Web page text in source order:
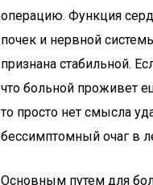
операцию. Функция
почек и нервной
признана стабильной.
что больной проживет
то просто нет смысла
бессимптомный очаг в
Основным путем для